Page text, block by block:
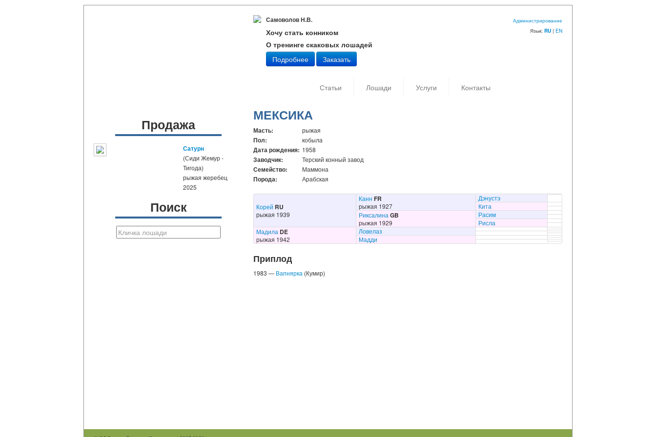
Самоволов Н.В.
Хочу стать конником
О тренинге скаковых лошадей
Подробнее
Заказать
Администрирование
Язык: RU | EN
Статьи Лошади Услуги Контакты
Продажа
Сатурн
(Сиди Жемур -
Тигода)
рыжая жеребец
2025
Поиск
МЕКСИКА
Масть: рыжая
Пол: кобыла
Дата рождения: 1958
Заводчик: Терский конный завод
Семейство: Маммона
Порода: Арабская
Корей RU
рыжая 1939
Канн FR
рыжая 1927
Дэнустэ
Кита
Риксалина GB
рыжая 1929
Расим
Рисла
Мадила DE
рыжая 1942
Ловелаз
Мадди
Приплод
1983 — Вапнярка (Кумир)